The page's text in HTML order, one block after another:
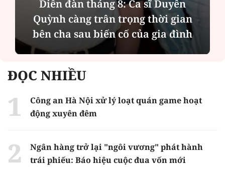
Diễn đàn tháng 8: Ca sĩ Duyên
Quỳnh càng trân trọng thời gian
bên cha sau biến cố của gia đình
ĐỌC NHIỀU
Công an Hà Nội xử lý loạt quán game hoạt
động xuyên đêm
Ngân hàng trở lại "ngôi vương" phát hành
trái phiếu: Báo hiệu cuộc đua vốn mới